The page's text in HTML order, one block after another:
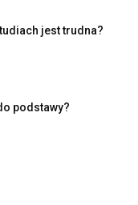
jest trudna?
podstawy?